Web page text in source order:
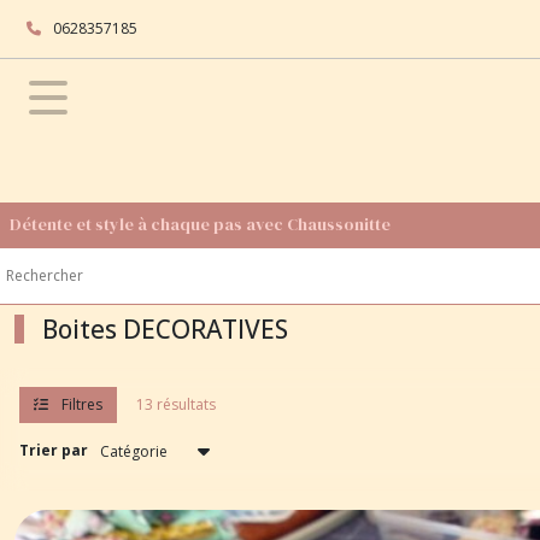
0628357185
Détente et style à chaque pas avec Chaussonitte
Boites DECORATIVES
Filtres 13 résultats
Trier par
Fermer
FILTRES
DECORATION
MAISON
OBJETS
Décoratifs
DECORATIVES
(13)
BIJOUX
(3)